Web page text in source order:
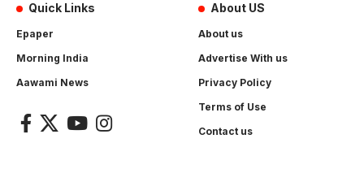
Quick Links
Epaper
Morning India
Aawami News
About US
About us
Advertise With us
Privacy Policy
Terms of Use
Contact us